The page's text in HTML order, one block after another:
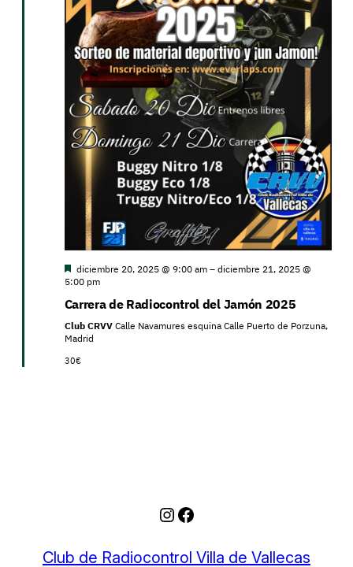
Destacado
diciembre 20, 2025 @ 9:00 am– diciembre 21, 2025 @
5:00 pm
Carrera de Radiocontrol del Jamón 2025
Club CRVV Calle Navamures esquina Calle Puerto de Porzuna,
Madrid
30€
Instagram
Facebook
Club de Radiocontrol Villa de Vallecas